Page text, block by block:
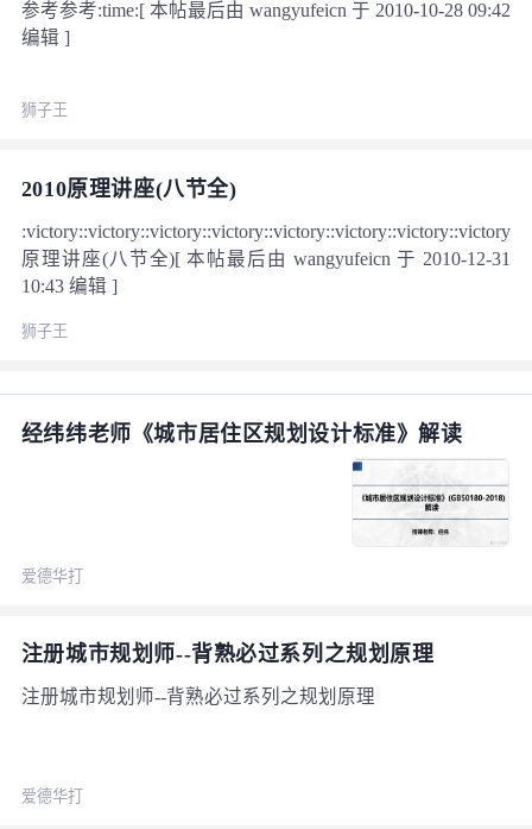
参考参考:time:[ 本帖最后由 wangyufeicn 于 2010-10-28 09:42
编辑 ]
狮子王
2010原理讲座(八节全)
原理讲座(八节全)[ 本帖最后由 wangyufeicn 于 2010-12-31
10:43 编辑 ]
狮子王
经纬纬老师《城市居住区规划设计标准》解读
爱德华打
注册城市规划师--背熟必过系列之规划原理
注册城市规划师--背熟必过系列之规划原理
爱德华打